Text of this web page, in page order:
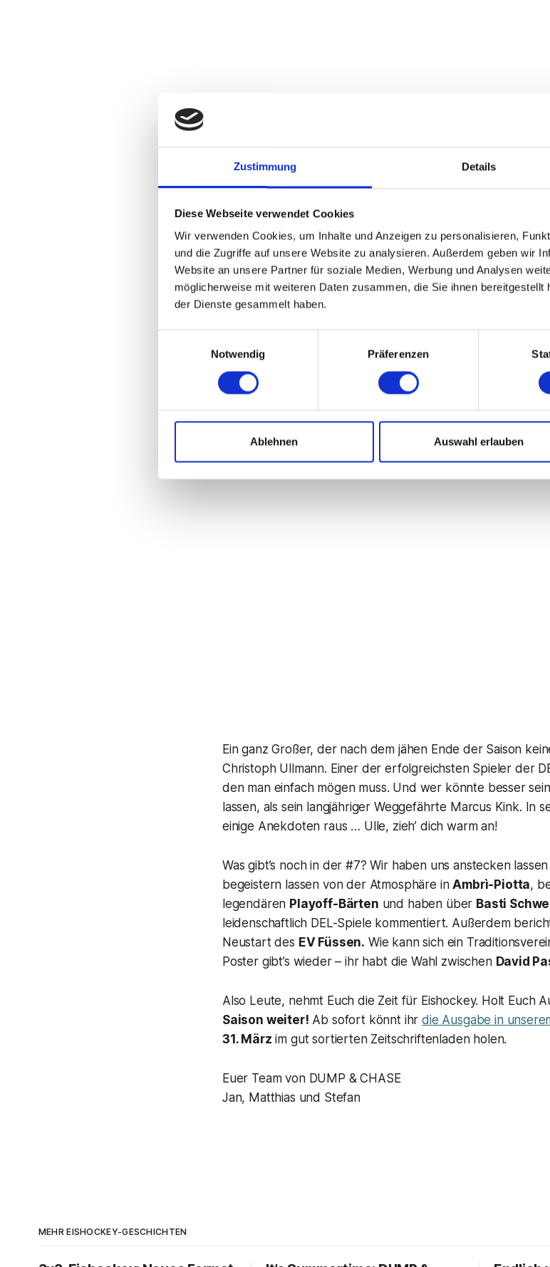
Zustimmung Details
Diese Webseite verwendet Cookies
Wir verwenden Cookies, um Inhalte und Anzeigen zu personalisieren,
und die Zugriffe auf unsere Website zu analysieren. Außerdem geben wir
Website an unsere Partner für soziale Medien, Werbung und Analysen
möglicherweise mit weiteren Daten zusammen, die Sie ihnen
der Dienste gesammelt haben.
Notwendig
Präferenzen
Ablehnen Auswahl erlauben
Ein ganz Großer, der nach dem jähen Ende der Saison
Christoph Ullmann. Einer der erfolgreichsten Spieler der
den man einfach mögen muss. Und wer könnte besser
lassen, als sein langjähriger Weggefährte Marcus Kink. In
einige Anekdoten raus … Ulle, zieh’ dich warm an!
Was gibt’s noch in der #7? Wir haben uns anstecken
begeistern lassen von der Atmosphäre inAmbrì-Piotta,
legendären Playoff-Bärten und haben über Basti
leidenschaftlich DEL-Spiele kommentiert. Außerdem
Neustart des EV Füssen. Wie kann sich ein
Poster gibt’s wieder – ihr habt die Wahl zwischen David
Also Leute, nehmt Euch die Zeit für Eishockey. Holt Euch
Saison weiter! Ab sofort könnt ihrdie Ausgabe in
31. März im gut sortierten Zeitschriftenladen holen.
Euer Team von DUMP & CHASE
Jan, Matthias und Stefan
MEHR EISHOCKEY-GESCHICHTEN